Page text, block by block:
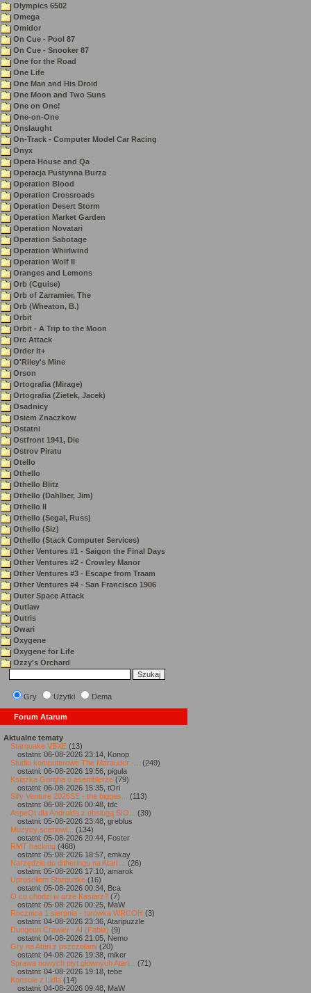
Olympics 6502
Omega
Omidor
On Cue - Pool 87
On Cue - Snooker 87
One for the Road
One Life
One Man and His Droid
One Moon and Two Suns
One on One!
One-on-One
Onslaught
On-Track - Computer Model Car Racing
Onyx
Opera House and Qa
Operacja Pustynna Burza
Operation Blood
Operation Crossroads
Operation Desert Storm
Operation Market Garden
Operation Novatari
Operation Sabotage
Operation Whirlwind
Operation Wolf II
Oranges and Lemons
Orb (Cguise)
Orb of Zarramier, The
Orb (Wheaton, B.)
Orbit
Orbit - A Trip to the Moon
Orc Attack
Order It+
O'Riley's Mine
Orson
Ortografia (Mirage)
Ortografia (Zietek, Jacek)
Osadnicy
Osiem Znaczkow
Ostatni
Ostfront 1941, Die
Ostrov Piratu
Otello
Othello
Othello Blitz
Othello (Dahlber, Jim)
Othello II
Othello (Segal, Russ)
Othello (Siz)
Othello (Stack Computer Services)
Other Ventures #1 - Saigon the Final Days
Other Ventures #2 - Crowley Manor
Other Ventures #3 - Escape from Traam
Other Ventures #4 - San Francisco 1906
Outer Space Attack
Outlaw
Outris
Owari
Oxygene
Oxygene for Life
Ozzy's Orchard
Gry Użytki Dema
Forum Atarum
Aktualne tematy
Starquake VBXE (13)
ostatni: 06-08-2026 23:14, Konop
Studio komputerowe The Marauder -...
(249)
ostatni: 06-08-2026 19:56, pigula
Książka Gorgha o asemblerze (79)
ostatni: 06-08-2026 15:35, tOri
Silly Venture 2026SE - the bigges...
(113)
ostatni: 06-08-2026 00:48, tdc
AspeQt dla Androida z obsługą SIO...
(39)
ostatni: 05-08-2026 23:48, greblus
Muzycy scenowi...
(134)
ostatni: 05-08-2026 20:44, Foster
RMT hacking (468)
ostatni: 05-08-2026 18:57, emkay
Narzędzie do ditheringu na Atari ...
(26)
ostatni: 05-08-2026 17:10, amarok
Uprościłem Starquake (16)
ostatni: 05-08-2026 00:34, Bca
O co chodzi w grze Kasiarz? (7)
ostatni: 05-08-2026 00:25, MaW
Rocznica 1 sierpnia - turówka WRCOH (3)
ostatni: 04-08-2026 23:36, Ataripuzzle
Dungeon Crawler - AI (Fable) (9)
ostatni: 04-08-2026 21:05, Nemo
Gry na Atari z pszczołami (20)
ostatni: 04-08-2026 19:38, miker
Sprawa nowych płyt głównych Atari...
(71)
ostatni: 04-08-2026 19:18, tebe
Konsole z Lidla (14)
ostatni: 04-08-2026 09:48, MaW